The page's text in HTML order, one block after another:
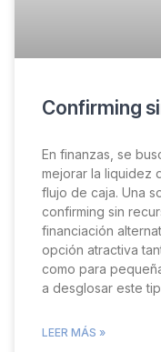
Confirming
En finanzas, se
mejorar la liquidez
flujo de caja. Una
confirming sin
financiación
opción atractiva
como para
a desglosar este
LEER MÁS »